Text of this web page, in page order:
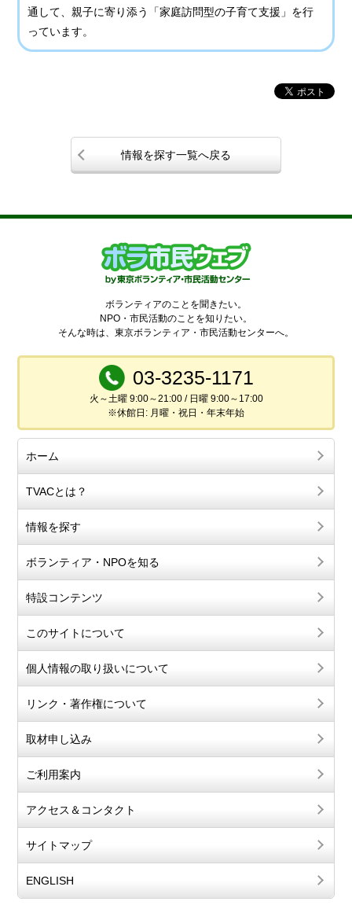
通して、親子に寄り添う「家庭訪問型の子育て支援」を行
っています。
情報を探す一覧へ戻る
ボランティアのことを聞きたい。
NPO・市民活動のことを知りたい。
そんな時は、東京ボランティア・市民活動センターへ。
03-3235-1171
火～土曜 9:00～21:00 / 日曜 9:00～17:00
※休館日: 月曜・祝日・年末年始
ホーム
TVACとは？
情報を探す
ボランティア・NPOを知る
特設コンテンツ
このサイトについて
個人情報の取り扱いについて
リンク・著作権について
取材申し込み
ご利用案内
アクセス＆コンタクト
サイトマップ
ENGLISH